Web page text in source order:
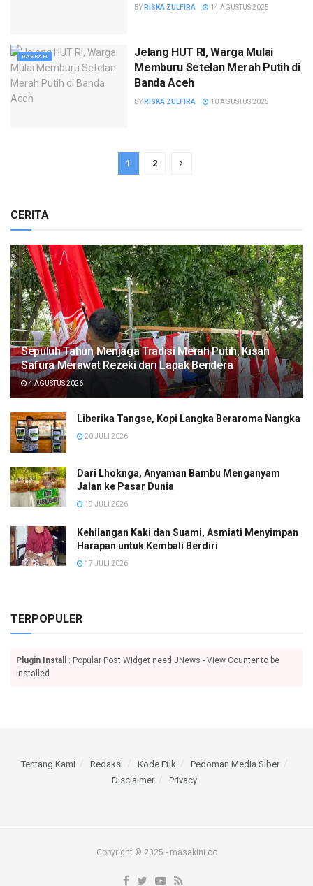
BY RISKA ZULFIRA 14 AGUSTUS 2025
DAERAH
Jelang HUT RI, Warga Mulai
Memburu Setelan Merah Putih di
Banda Aceh
BY RISKA ZULFIRA 10 AGUSTUS 2025
1 2
CERITA
Sepuluh Tahun Menjaga Tradisi Merah Putih, Kisah
Safura Merawat Rezeki dari Lapak Bendera
4 AGUSTUS 2026
Liberika Tangse, Kopi Langka Beraroma Nangka
20 JULI 2026
Dari Lhoknga, Anyaman Bambu Menganyam
Jalan ke Pasar Dunia
19 JULI 2026
Kehilangan Kaki dan Suami, Asmiati Menyimpan
Harapan untuk Kembali Berdiri
17 JULI 2026
TERPOPULER
Plugin Install
: Popular Post Widget need JNews - View Counter to be
installed
Tentang Kami Redaksi Kode Etik
Pedoman Media Siber
Disclaimer
Privacy
Copyright © 2025 - masakini.co